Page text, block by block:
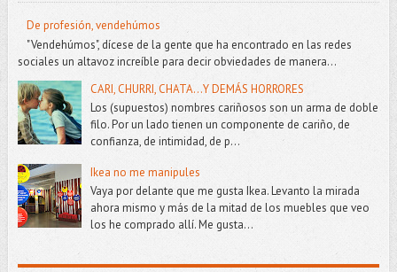
De profesión, vendehúmos
"Vendehúmos", dícese de la gente que ha encontrado en las redes
sociales un altavoz increíble para decir obviedades de manera...
CARI, CHURRI, CHATA...Y DEMÁS HORRORES
Los (supuestos) nombres cariñosos son un arma de doble
filo. Por un lado tienen un componente de cariño, de
confianza, de intimidad, de p...
Ikea no me manipules
Vaya por delante que me gusta Ikea. Levanto la mirada
ahora mismo y más de la mitad de los muebles que veo
los he comprado allí. Me gusta...